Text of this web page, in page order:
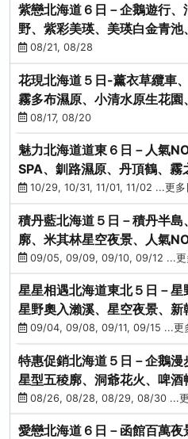
紫戀北海道６日－企鵝遊行
野、紫彩美瑛、美瑛白金青池
轉塔08/21, 08/28
花現北海道５日-薰衣草纜車
霧多布濕原、小清水原生花園
泉SPA、螃蟹吃到飽
08/17, 08/20
魅力北海道道東６日－人氣
SPA、釧路濕原、丹頂鶴、霧
體驗10/29, 10/31, 11/01, 11/02 ...更多
積丹藍北海道５日－積丹半
廓、米其林星空夜景、人氣
幻燈遊步道、璀璨溪谷
09/05, 09/09, 09/10, 09/12 ...更
星星相遇北海道東北５日－星
星野奧入瀨溪、星空夜景、新
和田湖(不進免稅店)
09/04, 09/08, 09/11, 09/15 ...更
特惠促銷北海道５日－企鵝
星型五稜廓、洞爺花火、啤酒
吃到飽
08/26, 08/28, 08/29, 08/30 ...
愛戀北海道６日－函館百萬